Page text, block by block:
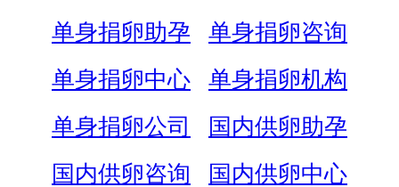
单身捐卵助孕
单身捐卵咨询
单身捐卵中心
单身捐卵机构
单身捐卵公司
国内供卵助孕
国内供卵咨询
国内供卵中心